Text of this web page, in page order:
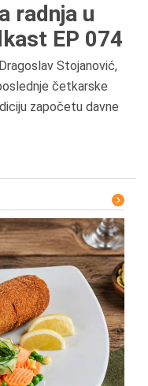
radnja u
EP 074
Stojanović,
četkarske
započetu davne